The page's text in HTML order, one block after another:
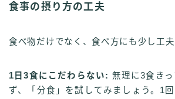
食事の摂り方の工夫
食べ物だけでなく、食べ方にも少し工夫
1日3食にこだわらない: 無理に3食き
ず、「分食」を試してみましょう。1